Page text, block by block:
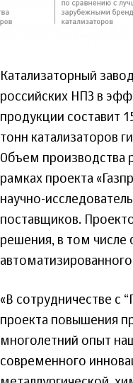
Катализаторный
российских НПЗ в
продукции составит
тонн катализаторов
Объем производства
рамках проекта
научно-
поставщиков.
решения, в том
«В сотрудничестве с
проекта повышения
многолетний опыт
современного